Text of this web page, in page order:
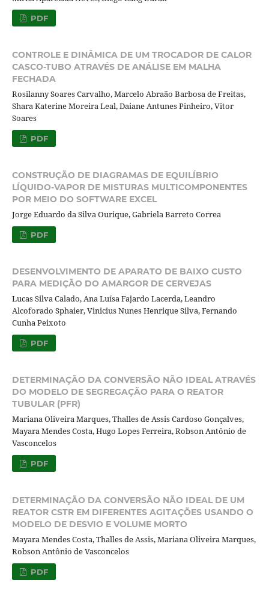
PDF
CONTROLE E DINÂMICA DE UM TROCADOR DE CALOR
CASCO-TUBO ATRAVÉS DE ANÁLISE EM MALHA
FECHADA
Rosilanny Soares Carvalho, Marcelo Abraão Barbosa de Freitas,
Shara Katerine Moreira Leal, Daiane Antunes Pinheiro, Vitor
Soares
PDF
CONSTRUÇÃO DE DIAGRAMAS DE EQUILÍBRIO
LÍQUIDO-VAPOR DE MISTURAS MULTICOMPONENTES
POR MEIO DO SOFTWARE EXCEL
Jorge Eduardo da Silva Ourique, Gabriela Barreto Correa
PDF
DESENVOLVIMENTO DE APARATO DE BAIXO CUSTO
PARA MEDIÇÃO DO AMARGOR DE CERVEJAS
Lucas Silva Calado, Ana Luísa Fajardo Lacerda, Leandro
Alcoforado Sphaier, Vinicius Nunes Henrique Silva, Fernando
Cunha Peixoto
PDF
DETERMINAÇÃO DA CONVERSÃO NÃO IDEAL ATRAVÉS
DO MODELO DE SEGREGAÇÃO PARA O REATOR
TUBULAR (PFR)
Mariana Oliveira Marques, Thalles de Assis Cardoso Gonçalves,
Mayara Mendes Costa, Hugo Lopes Ferreira, Robson Antônio de
Vasconcelos
PDF
DETERMINAÇÃO DA CONVERSÃO NÃO IDEAL DE UM
REATOR CSTR EM DIFERENTES AGITAÇÕES USANDO O
MODELO DE DESVIO E VOLUME MORTO
Mayara Mendes Costa, Thalles de Assis, Mariana Oliveira Marques,
Robson Antônio de Vasconcelos
PDF